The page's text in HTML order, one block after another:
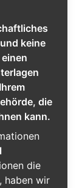
keine
die
kann.
die
haben wir